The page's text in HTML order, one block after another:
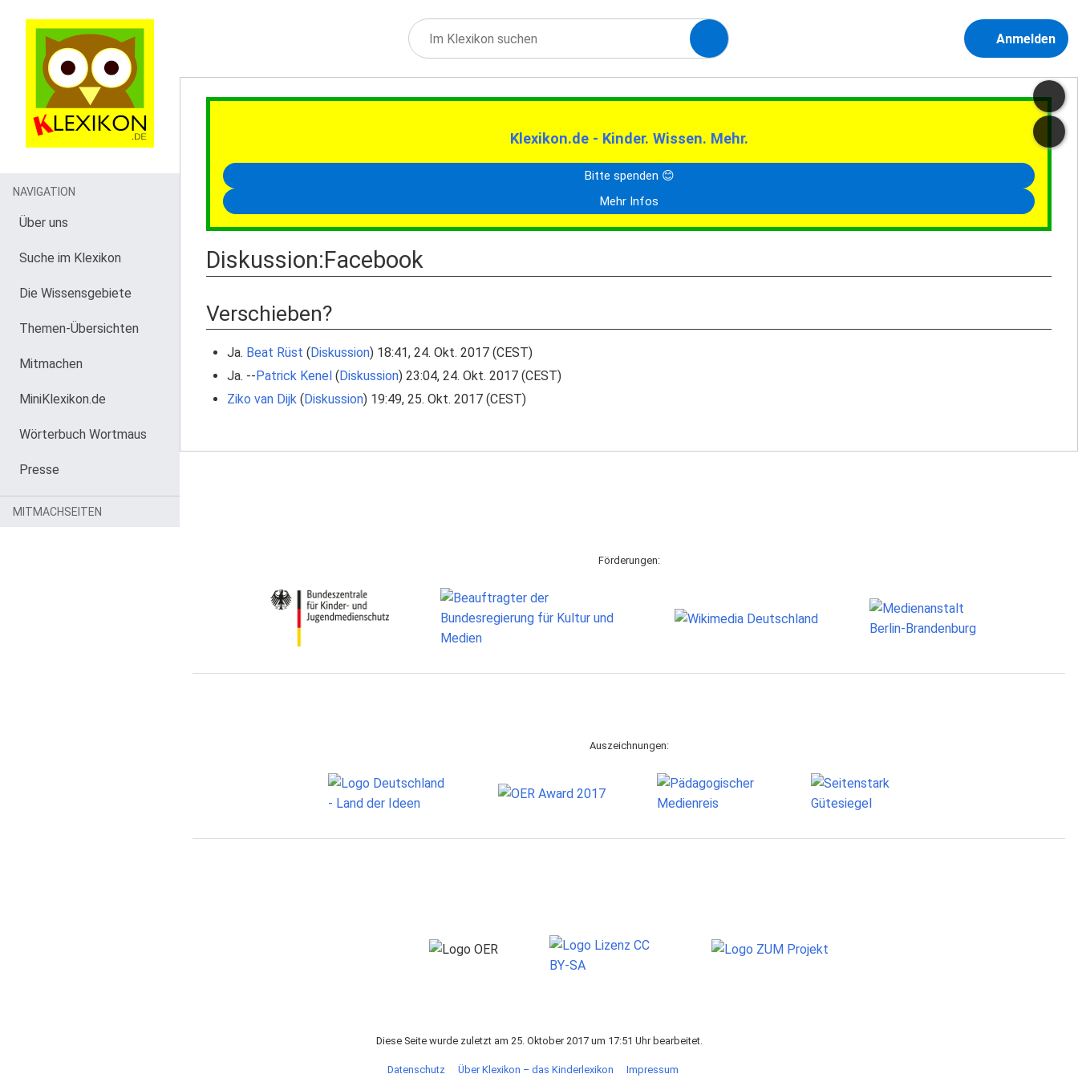
Anmelden
Klexikon.de - Kinder. Wissen. Mehr.
Bitte spenden 😊
Mehr Infos
Diskussion:Facebook
Verschieben?
Ja. Beat Rüst (Diskussion) 18:41, 24. Okt. 2017 (CEST)
Ja. --Patrick Kenel(Diskussion) 23:04, 24. Okt. 2017 (CEST)
Ziko van Dijk(Diskussion) 19:49, 25. Okt. 2017 (CEST)
NAVIGATION
Über uns
Suche im Klexikon
Die Wissensgebiete
Themen-Übersichten
Mitmachen
MiniKlexikon.de
Wörterbuch Wortmaus
Presse
MITMACHSEITEN
Förderungen:
Auszeichnungen:
Diese Seite wurde zuletzt am 25. Oktober 2017 um 17:51 Uhr bearbeitet.
Datenschutz Über Klexikon – das Kinderlexikon Impressum